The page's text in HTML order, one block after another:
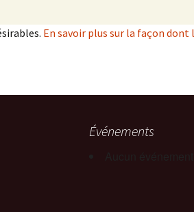
En savoir plus sur la façon
Événements